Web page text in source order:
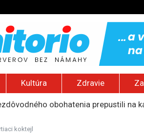
Kultúra Zdravie
obohatenia prepustili na
páchateľov trestných činov
koktejl